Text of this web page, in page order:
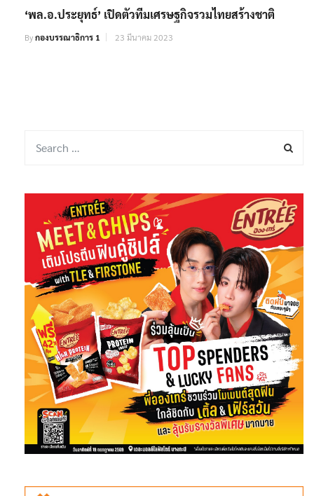
‘พล.อ.ประยุทธ์’ เปิดตัวทีมเศรษฐกิจรวมไทยสร้างชาติ
Byกองบรรณาธิการ 1 23 มีนาคม 2023